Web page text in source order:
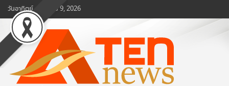
Skip
to
content
วันอาทิตย์, สิงหาคม 9, 2026